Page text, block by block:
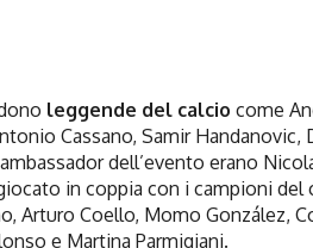
leggende del calcio come
Cassano, Samir
dell’evento erano
in coppia con i campioni del
Arturo Coello, Momo González,
e Martina Parmigiani.